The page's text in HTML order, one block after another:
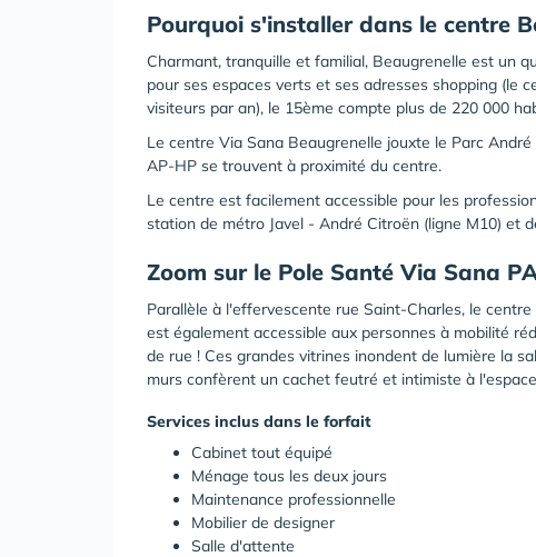
Pourquoi s'installer dans le centre
Charmant, tranquille et familial, Beaugrenelle est un
pour ses espaces verts et ses adresses shopping (le
visiteurs par an), le 15ème compte plus de 220 000
Le centre Via Sana Beaugrenelle jouxte le Parc
AP-HP se trouvent à proximité du centre.
Le centre est facilement accessible pour les
station de métro Javel - André Citroën (ligne M10) et
‍Zoom sur le Pole Santé Via Sana
Parallèle à l'effervescente rue Saint-Charles, le
est également accessible aux personnes à mobilité
de rue ! Ces grandes vitrines inondent de lumière la
murs confèrent un cachet feutré et intimiste à
Services inclus dans le forfait
Cabinet tout équipé
Ménage tous les deux jours
Maintenance professionnelle
Mobilier de designer
Salle d'attente